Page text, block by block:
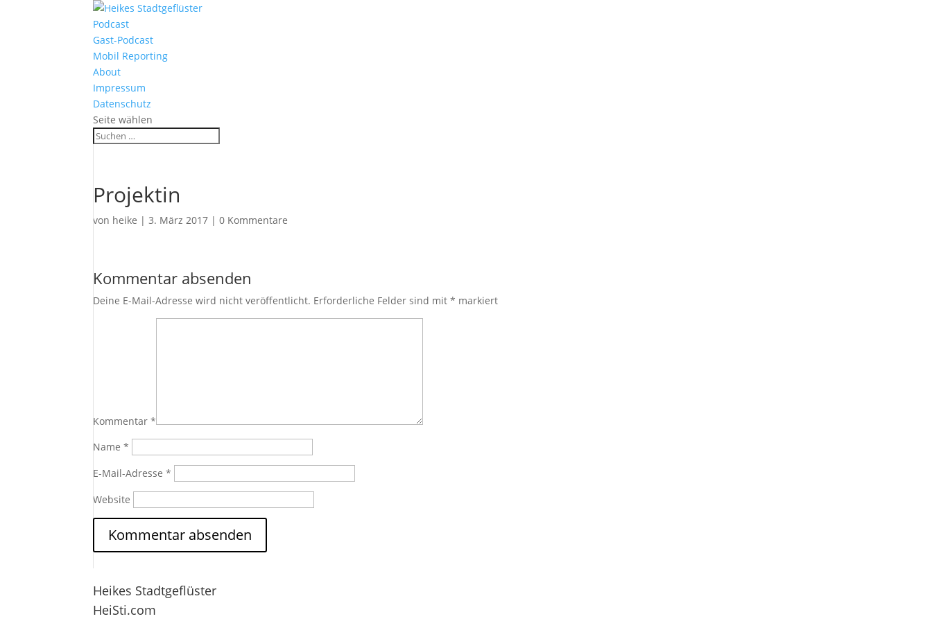
Podcast
Gast-Podcast
Mobil Reporting
About
Impressum
Datenschutz
Seite wählen
Projektin
von heike |3. März 2017 |0 Kommentare
Kommentar absenden
Deine E-Mail-Adresse wird nicht veröffentlicht. Erforderliche Felder sind mit* markiert
Kommentar*
Name*
E-Mail-Adresse*
Website
Heikes Stadtgeflüster
HeiSti.com